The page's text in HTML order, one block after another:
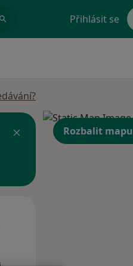
Přihlásit se
Rozbalit mapu